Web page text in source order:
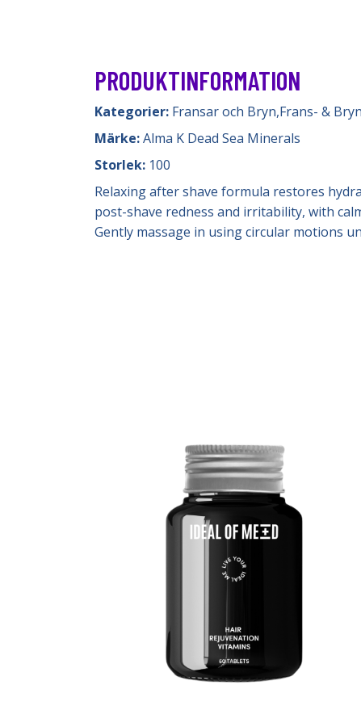
PRODUKTINFORMATION
Kategorier: Fransar och Bryn,Frans- &
Märke:Alma K Dead Sea Minerals
Storlek: 100
Relaxing after shave formula restores
post-shave redness and irritability, with
Gently massage in using circular motions